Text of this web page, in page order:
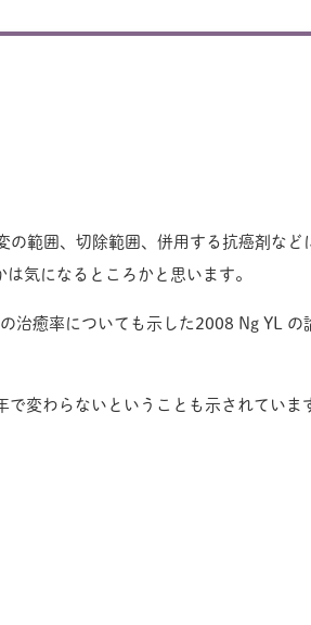
範囲、切除範囲、併用する抗癌剤など
気になるところかと思います。
治癒率についても示した2008 Ng YL の
変わらないということも示されていま